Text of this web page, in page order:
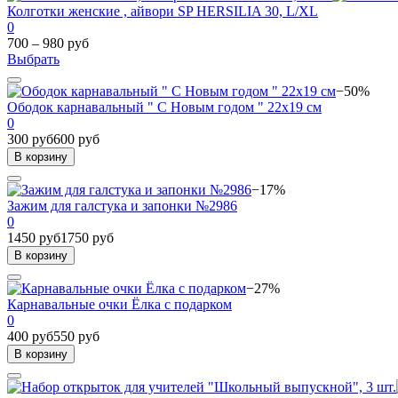
Колготки женские , айвори SP HERSILIA 30, L/XL
0
700 – 980 руб
Выбрать
−50%
Ободок карнавальный " С Новым годом " 22х19 см
0
300 руб600 руб
В корзину
−17%
Зажим для галстука и запонки №2986
0
1450 руб1750 руб
В корзину
−27%
Карнавальные очки Ёлка с подарком
0
400 руб550 руб
В корзину